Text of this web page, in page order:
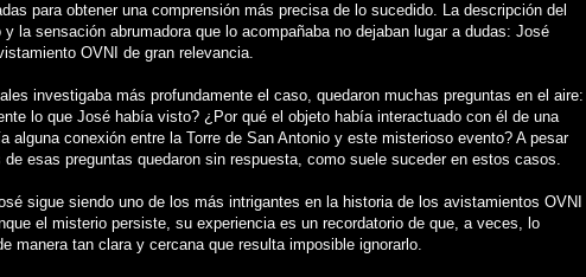
para obtener una comprensión más precisa de lo sucedido. La descripción del
la sensación abrumadora que lo acompañaba no dejaban lugar a dudas: José
OVNI de gran relevancia.
investigaba más profundamente el caso, quedaron muchas preguntas en el aire:
lo que José había visto? ¿Por qué el objeto había interactuado con él de una
alguna conexión entre la Torre de San Antonio y este misterioso evento? A pesar
esas preguntas quedaron sin respuesta, como suele suceder en estos casos.
sigue siendo uno de los más intrigantes en la historia de los avistamientos OVNI
el misterio persiste, su experiencia es un recordatorio de que, a veces, lo
manera tan clara y cercana que resulta imposible ignorarlo.